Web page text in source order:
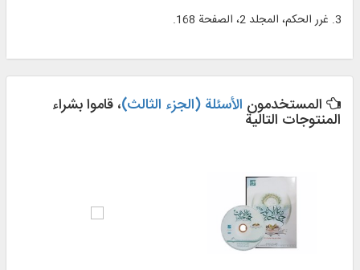
3. غرر الحكم، المجلد 2، الصفحة 168.
المستخدمون الأسئلة (الجزء الثالث)، قاموا بشراء
المنتوجات التالية